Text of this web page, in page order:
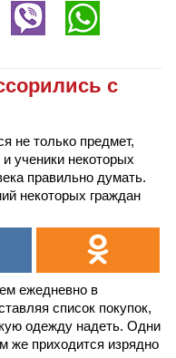
с
не только предмет,
ученики некоторых
правильно думать.
некоторых граждан
ежедневно в
список покупок,
одежду надеть. Одни
же приходится изрядно